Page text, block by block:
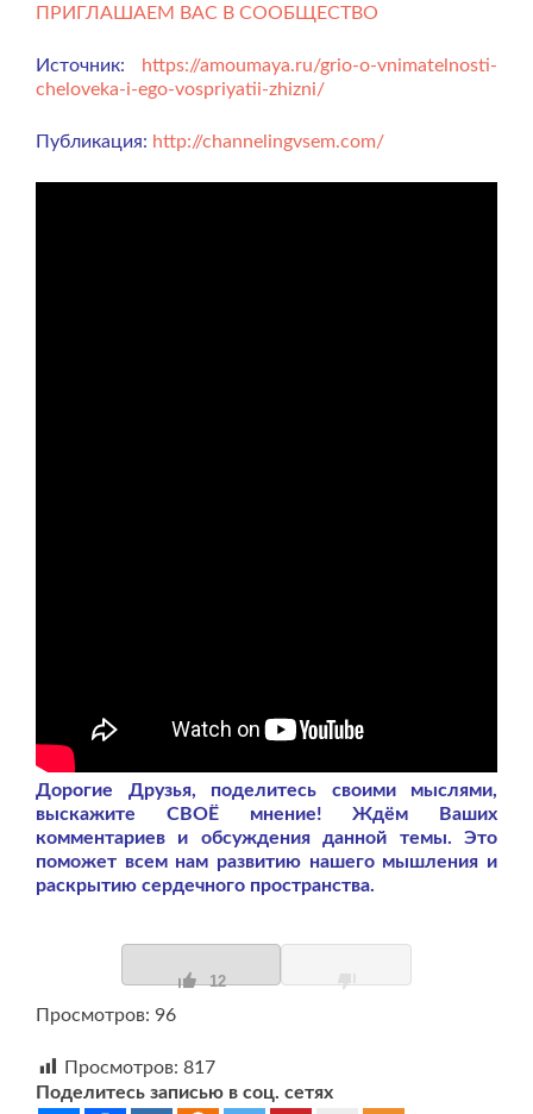
ПРИГЛАШАЕМ ВАС В СООБЩЕСТВО
Источник: https://amoumaya.ru/grio-o-vnimatelnosti-
cheloveka-i-ego-vospriyatii-zhizni/
Публикация: http://channelingvsem.com/
Дорогие Друзья, поделитесь своими мыслями,
выскажите СВОЁ мнение! Ждём Ваших
комментариев и обсуждения данной темы. Это
поможет всем нам развитию нашего мышления и
раскрытию сердечного пространства.
12
Просмотров: 96
Просмотров: 817
Поделитесь записью в соц. сетях